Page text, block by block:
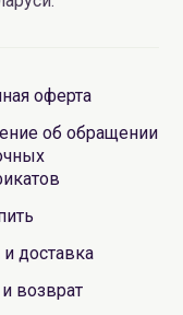
оферта
об обращении
и доставка
возврат